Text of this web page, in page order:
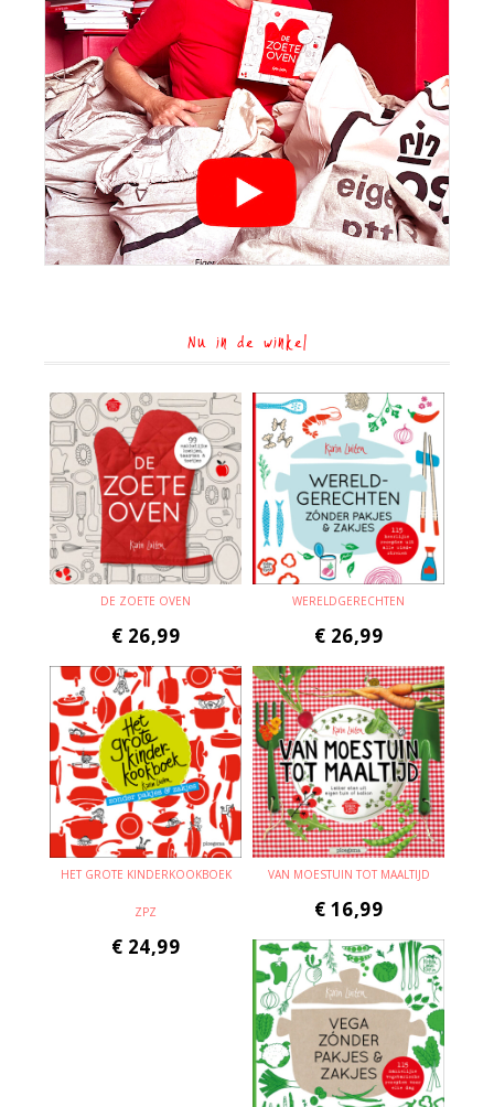
Nu in de winkel
DE ZOETE OVEN
€ 26,99
WERELDGERECHTEN
€ 26,99
HET GROTE KINDERKOOKBOEK
ZPZ
€ 24,99
VAN MOESTUIN TOT MAALTIJD
€ 16,99